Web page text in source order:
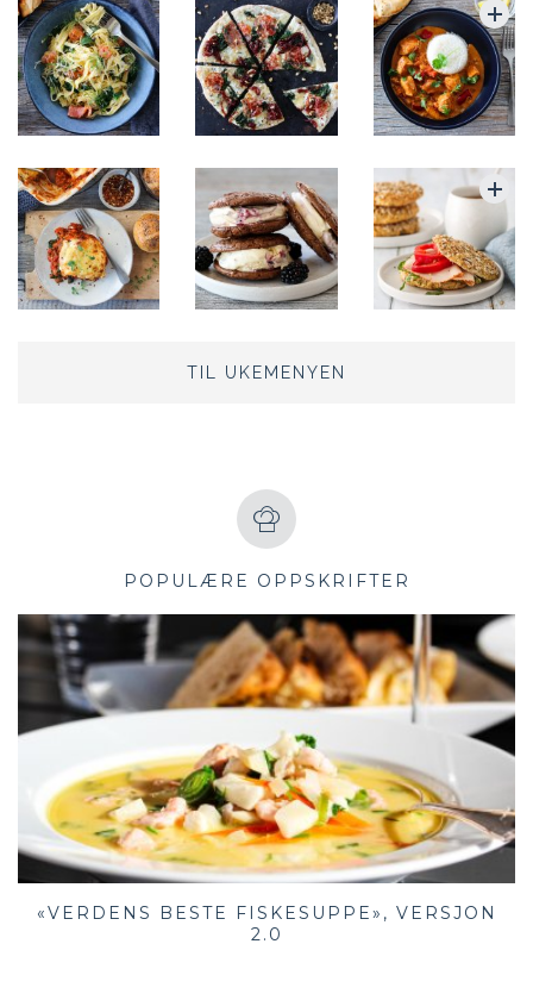
TIL UKEMENYEN
POPULÆRE OPPSKRIFTER
«VERDENS BESTE FISKESUPPE», VERSJON
2.0